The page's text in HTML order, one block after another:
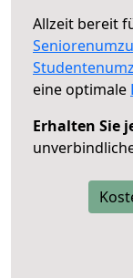
Allzeit bereit
eine optimale
Erhalten Sie